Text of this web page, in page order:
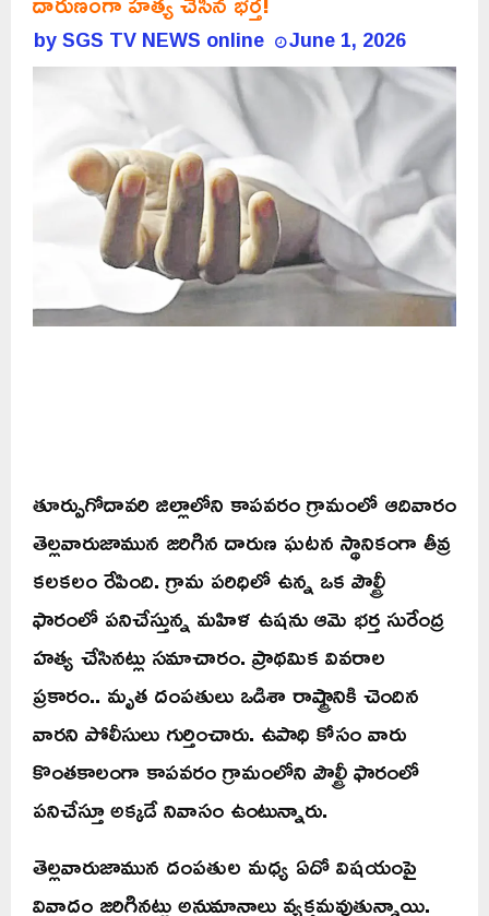
bySGS TV NEWS online June 1, 2026
తూర్పుగోదావరి జిల్లాలోని కాపవరం గ్రామంలో ఆదివారం
తెల్లవారుజామున జరిగిన దారుణ ఘటన స్థానికంగా తీవ్ర
కలకలం రేపింది. గ్రామ పరిధిలో ఉన్న ఒక పౌల్ట్రీ
ఫారంలో పనిచేస్తున్న మహిళ ఉషను ఆమె భర్త సురేంద్ర
హత్య చేసినట్లు సమాచారం. ప్రాథమిక వివరాల
ప్రకారం.. మృత దంపతులు ఒడిశా రాష్ట్రానికి చెందిన
వారని పోలీసులు గుర్తించారు. ఉపాధి కోసం వారు
కొంతకాలంగా కాపవరం గ్రామంలోని పౌల్ట్రీ ఫారంలో
పనిచేస్తూ అక్కడే నివాసం ఉంటున్నారు.
తెల్లవారుజామున దంపతుల మధ్య ఏదో విషయంపై
వివాదం జరిగినట్లు అనుమానాలు వ్యక్తమవుతున్నాయి.